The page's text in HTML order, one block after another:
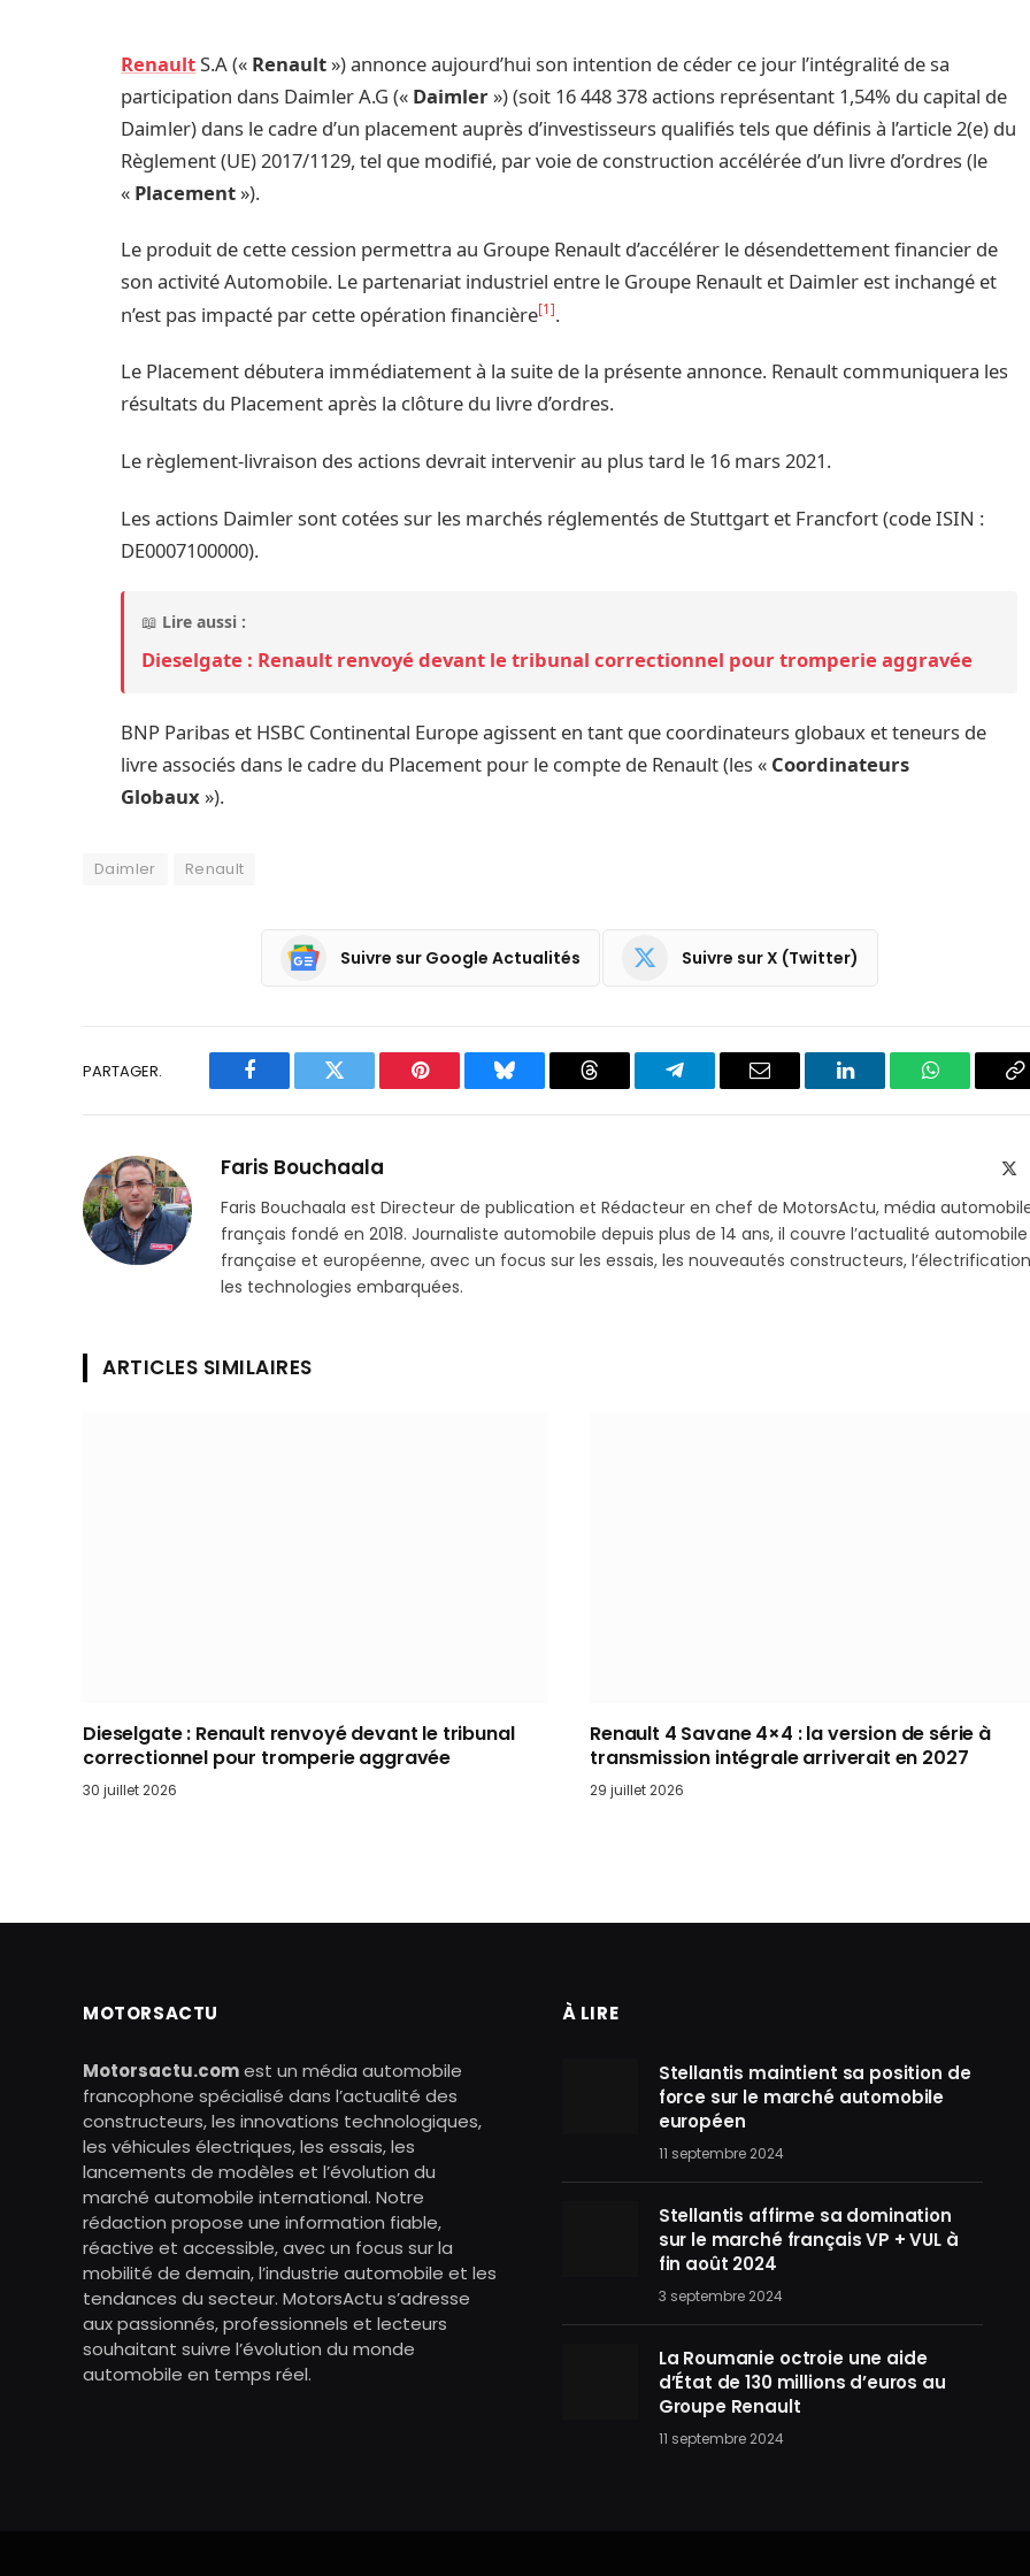
RenaultS.A (« Renault») annonce aujourd’hui son intention de céder ce jour l’intégralité de sa
participation dans Daimler A.G (« Daimler») (soit 16 448 378 actions représentant 1,54% du capital de
Daimler) dans le cadre d’un placement auprès d’investisseurs qualifiés tels que définis à l’article 2(e) du
Règlement (UE) 2017/1129, tel que modifié, par voie de construction accélérée d’un livre d’ordres (le
« Placement»).
Le produit de cette cession permettra au Groupe Renault d’accélérer le désendettement financier de
son activité Automobile. Le partenariat industriel entre le Groupe Renault et Daimler est inchangé et
n’est pas impacté par cette opération financière[1].
Le Placement débutera immédiatement à la suite de la présente annonce. Renault communiquera les
résultats du Placement après la clôture du livre d’ordres.
Le règlement-livraison des actions devrait intervenir au plus tard le 16 mars 2021.
Les actions Daimler sont cotées sur les marchés réglementés de Stuttgart et Francfort (code ISIN :
DE0007100000).
📖 Lire aussi :
Dieselgate : Renault renvoyé devant le tribunal correctionnel pour tromperie aggravée
BNP Paribas et HSBC Continental Europe agissent en tant que coordinateurs globaux et teneurs de
livre associés dans le cadre du Placement pour le compte de Renault (les « Coordinateurs
Globaux»).
Daimler Renault
Suivre sur Google Actualités Suivre sur X (Twitter)
PARTAGER.
Facebook Twitter Pinterest Bluesky Threads
Partager
Email LinkedIn WhatsApp
Faris Bouchaala
Faris Bouchaala est Directeur de publication et Rédacteur en chef de MotorsActu, média
français fondé en 2018. Journaliste automobile depuis plus de 14 ans, il couvre l’actualité automobile
française et européenne, avec un focus sur les essais, les nouveautés constructeurs,
les technologies embarquées.
ARTICLES SIMILAIRES
Dieselgate : Renault renvoyé devant le tribunal
correctionnel pour tromperie aggravée
30 juillet 2026
Renault 4 Savane 4×4 : la version de série à
transmission intégrale arriverait en 2027
29 juillet 2026
MOTORSACTU
Motorsactu.comest un média automobile
francophone spécialisé dans l’actualité des
constructeurs, les innovations technologiques,
les véhicules électriques, les essais, les
lancements de modèles et l’évolution du
marché automobile international. Notre
rédaction propose une information fiable,
réactive et accessible, avec un focus sur la
mobilité de demain, l’industrie automobile et les
tendances du secteur. MotorsActu s’adresse
aux passionnés, professionnels et lecteurs
souhaitant suivre l’évolution du monde
automobile en temps réel.
À LIRE
Stellantis maintient sa position de
force sur le marché automobile
européen
11 septembre 2024
Stellantis affirme sa domination
sur le marché français VP + VUL à
fin août 2024
3 septembre 2024
La Roumanie octroie une aide
d’État de 130 millions d’euros au
Groupe Renault
11 septembre 2024